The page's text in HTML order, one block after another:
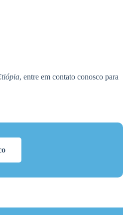
, entre em contato conosco para